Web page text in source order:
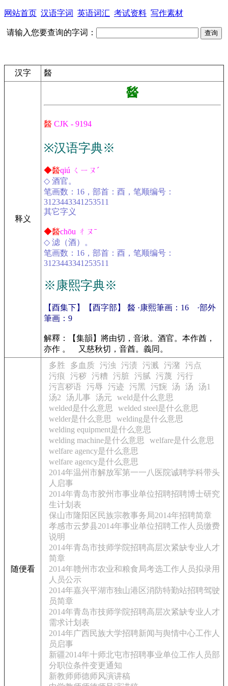
网站首页 汉语字词 英语词汇 考试资料 写作素材
请输入您要查询的字词：
汉字 醔
释义
醔
醔 CJK - 9194
※汉语字典※
◆醔qiú ㄑㄧㄡˊ
◇ 酒官。
笔画数：16，部首：酉，笔顺编号：
3123443341253511
其它字义
◆醔chōu ㄔㄡˉ
◇ 滤（酒）。
笔画数：16，部首：酉，笔顺编号：
3123443341253511
※康熙字典※
【酉集下】【酉字部】 醔 ·康熙筆画：16 ·部外
筆画：9
解釋：【集韻】將由切，音湫。酒官。本作酋，
亦作 。 又慈秋切，音酋。義同。
随便看
多胜 多血质 污浊 污渍 污溅 污潴
污点
污痕
污秽 污糟 污脏 污腻 污蔑
污行
污言秽语
污辱 污迹 污黑 污黦 汤 汤
汤1
汤2
汤儿事 汤元
weld是什么意思
welded是什么意思
welded steel是什么意思
welder是什么意思
welding是什么意思
welding equipment是什么意思
welding machine是什么意思
welfare是什么意思
welfare agency是什么意思
welfare agency是什么意思
2014年温州市解放军第一一八医院诚聘学科带头
人启事
2014年青岛市胶州市事业单位招聘招聘博士研究
生计划表
保山市隆阳区民族宗教事务局2014年招聘简章
孝感市云梦县2014年事业单位招聘工作人员缴费
说明
2014年青岛市技师学院招聘高层次紧缺专业人才
简章
2014年赣州市农业和粮食局考选工作人员拟录用
人员公示
2014年嘉兴平湖市独山港区消防特勤站招聘驾驶
员简章
2014年青岛市技师学院招聘高层次紧缺专业人才
需求计划表
2014年广西民族大学招聘新闻与舆情中心工作人
员启事
新疆2014年十师北屯市招聘事业单位工作人员部
分职位条件变更通知
新教师师德师风演讲稿